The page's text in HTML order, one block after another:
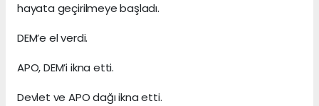
hayata geçirilmeye başladı.
DEM’e el verdi.
APO, DEM’i ikna etti.
Devlet ve APO dağı ikna etti.